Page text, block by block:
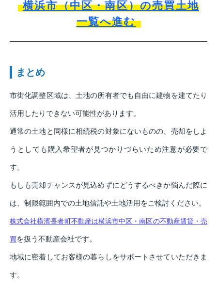
横浜市（中区・南区）の売買土地
一覧へ進む
まとめ
市街化調整区域は、土地の所有者でも自由に建物を建てたり
活用したりできない可能性があります。
通常の土地と同様に相続税の対象にないものの、売却をしよ
うとしても購入希望者が見つかりづらいため注意が必要で
す。
もしも売却チャンスが見込めずにどうするべきか悩んだ際に
は、制限範囲内での土地信託や土地活用をご検討ください。
株式会社横濱長者町不動産は横浜市中区・南区の不動産賃貸・売
買を扱う不動産会社です。
地域に密着してお客様の暮らしをサポートさせていただきま
す。